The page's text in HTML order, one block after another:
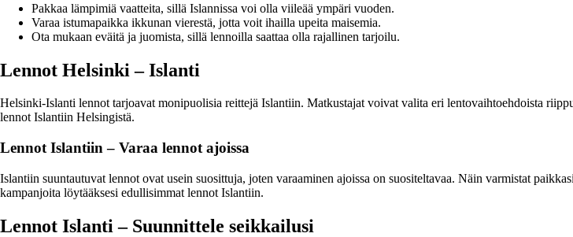
Pakkaa lämpimiä vaatteita, sillä Islannissa voi olla viileää ympäri vuoden.
Varaa istumapaikka ikkunan vierestä, jotta voit ihailla upeita maisemia.
Ota mukaan eväitä ja juomista, sillä lennoilla saattaa olla rajallinen tarjoilu.
Lennot Helsinki – Islanti
Helsinki-Islanti lennot tarjoavat monipuolisia reittejä Islantiin. Matkustajat voivat valita eri lentovaihtoehdoista
lennot Islantiin Helsingistä.
Lennot Islantiin – Varaa lennot ajoissa
Islantiin suuntautuvat lennot ovat usein suosittuja, joten varaaminen ajoissa on suositeltavaa. Näin varmistat
kampanjoita löytääksesi edullisimmat lennot Islantiin.
Lennot Islanti – Suunnittele seikkailusi